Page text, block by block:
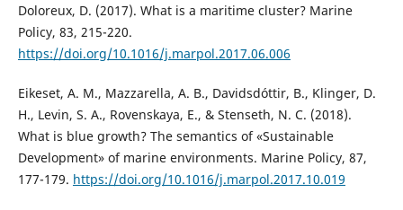
Doloreux, D. (2017). What is a maritime cluster? Marine
Policy, 83, 215-220.
https://doi.org/10.1016/j.marpol.2017.06.006
Eikeset, A. M., Mazzarella, A. B., Davidsdóttir, B., Klinger, D.
H., Levin, S. A., Rovenskaya, E., & Stenseth, N. C. (2018).
What is blue growth? The semantics of «Sustainable
Development» of marine environments. Marine Policy, 87,
177-179. https://doi.org/10.1016/j.marpol.2017.10.019